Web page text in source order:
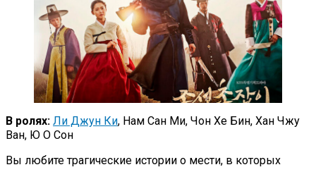
В ролях: Ли Джун Ки, Нам Сан Ми, Чон Хе Бин, Хан Чжу
Ван, Ю О Сон
Вы любите трагические истории о мести, в которых